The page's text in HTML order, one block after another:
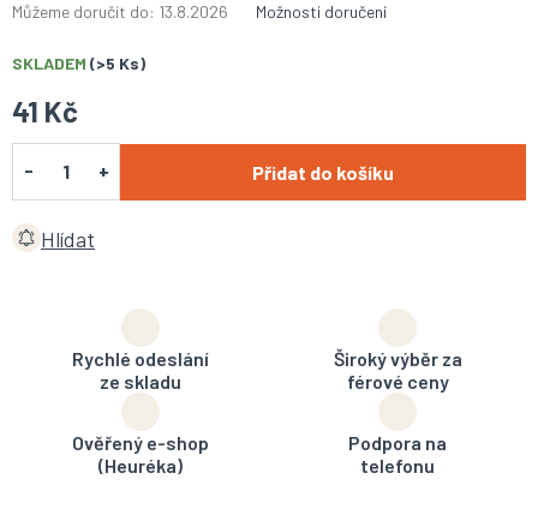
41 Kč
SKLADEM (>5 Ks)
Můžeme doručit do: 13.8.2026 Možnosti doručení
Přidat do košíku
Hlídat
Rychlé odeslání
ze skladu
Široký výběr za
férové ceny
Ověřený e-shop
(Heuréka)
Podpora na
telefonu